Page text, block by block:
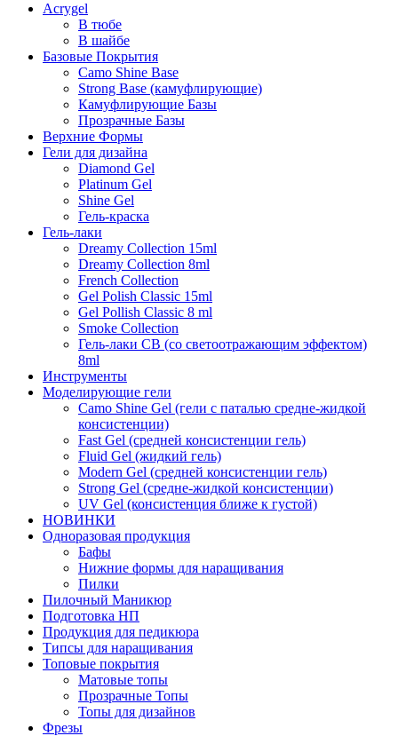
Acrygel
В тюбе
В шайбе
Базовые Покрытия
Camo Shine Base
Strong Base (камуфлирующие)
Камуфлирующие Базы
Прозрачные Базы
Верхние Формы
Гели для дизайна
Diamond Gel
Platinum Gel
Shine Gel
Гель-краска
Гель-лаки
Dreamy Collection 15ml
Dreamy Collection 8ml
French Collection
Gel Polish Classic 15ml
Gel Pollish Classic 8 ml
Smoke Collection
Гель-лаки СВ (со светоотражающим эффектом)
8ml
Инструменты
Моделирующие гели
Camo Shine Gel (гели с паталью средне-жидкой
консистенции)
Fast Gel (средней консистенции гель)
Fluid Gel (жидкий гель)
Modern Gel (средней консистенции гель)
Strong Gel (средне-жидкой консистенции)
UV Gel (консистенция ближе к густой)
НОВИНКИ
Одноразовая продукция
Бафы
Нижние формы для наращивания
Пилки
Пилочный Маникюр
Подготовка НП
Продукция для педикюра
Типсы для наращивания
Топовые покрытия
Матовые топы
Прозрачные Топы
Топы для дизайнов
Фрезы